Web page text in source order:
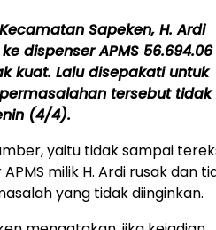
Sapeken, H. Ardi
dispenser APMS 56.694.06
kuat. Lalu disepakati untuk
tersebut tidak
(4/4).
yaitu tidak sampai
milik H. Ardi rusak dan
yang tidak diinginkan.